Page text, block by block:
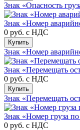
Знак «Опасность
Знак «Номер
0 руб. с НДС
Купить
Знак «Номер
Знак «Перемещать
0 руб. с НДС
Купить
Знак «Перемещать
Знак «Номер груза
0 руб. с НДС